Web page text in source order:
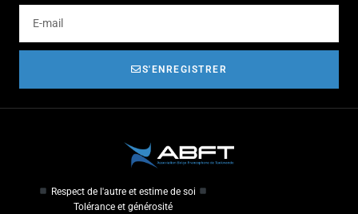
S'ENREGISTRER
Respect de l'autre et estime de soi
Tolérance et générosité